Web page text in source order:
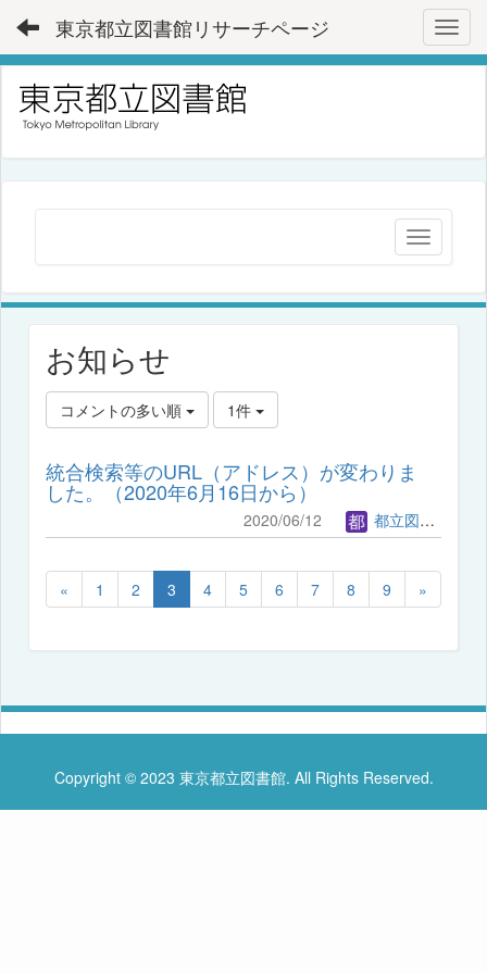
東京都立図書館リサーチページ
お知らせ
コメントの多い順 1件
統合検索等のURL（アドレス）が変わりま
した。（2020年6月16日から）
2020/06/12 都立図書館管理者
« 1 2 3 4 5 6 7 8 9 »
Copyright © 2023 東京都立図書館. All Rights Reserved.